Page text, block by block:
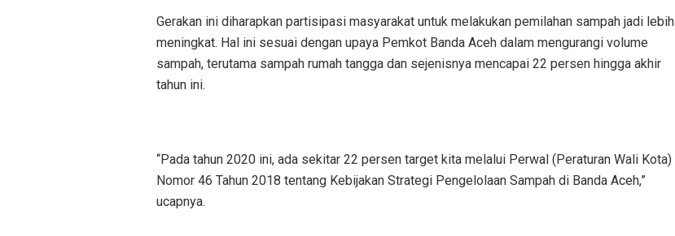
Gerakan ini diharapkan partisipasi masyarakat untuk melakukan pemilahan sampah jadi lebih
meningkat. Hal ini sesuai dengan upaya Pemkot Banda Aceh dalam mengurangi volume
sampah, terutama sampah rumah tangga dan sejenisnya mencapai 22 persen hingga akhir
tahun ini.
“Pada tahun 2020 ini, ada sekitar 22 persen target kita melalui Perwal (Peraturan Wali Kota)
Nomor 46 Tahun 2018 tentang Kebijakan Strategi Pengelolaan Sampah di Banda Aceh,”
ucapnya.